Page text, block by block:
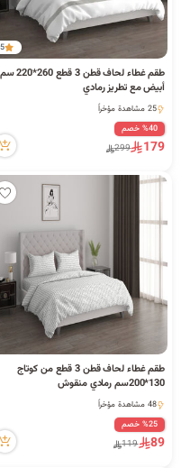
5
طقم غطاء لحاف قطن 3 قطع 260*220 سم,
أبيض مع تطريز رمادي
1 كمية متوفرة
25 مشاهدة مؤخراً
25 مشاهدة مؤخراً%40 خصم
179
299
طقم غطاء لحاف قطن 3 قطع من كوتاج
130*200سم رمادي منقوش
1 كمية متوفرة
2 قطعة بيعت مؤخراً
48 مشاهدة مؤخراً
1 كمية متوفرة
2 قطعة بيعت مؤخراً
48 مشاهدة مؤخراً
%25 خصم
89
119